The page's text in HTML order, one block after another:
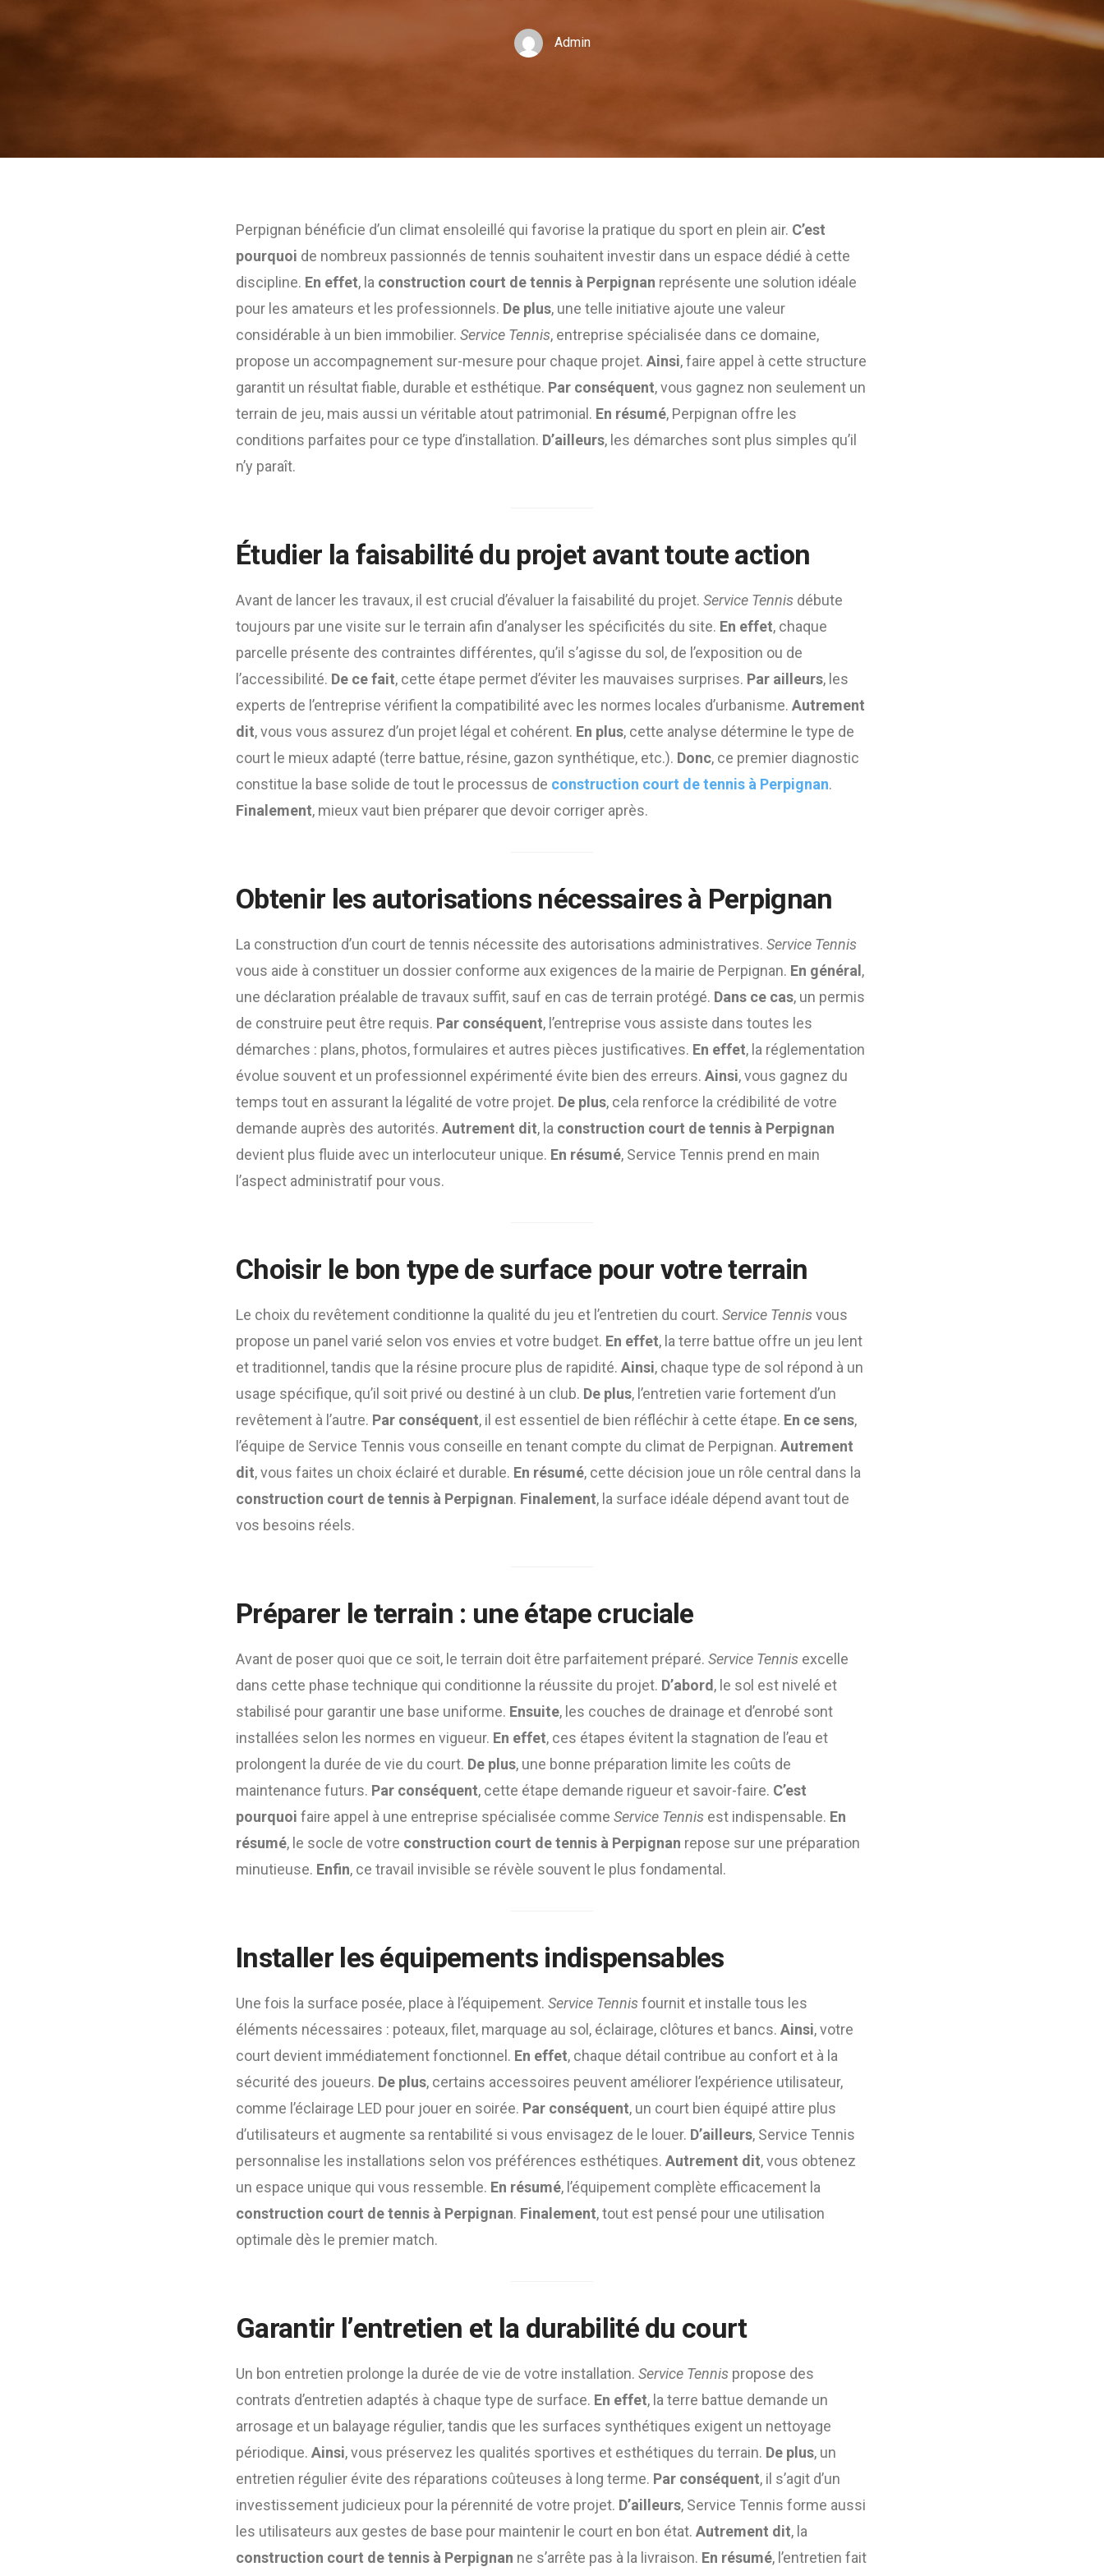
Admin
Perpignan bénéficie d’un climat ensoleillé qui favorise la pratique du sport en plein air. C’est
pourquoi de nombreux passionnés de tennis souhaitent investir dans un espace dédié à cette
discipline. En effet, la construction court de tennis à Perpignan représente une solution idéale
pour les amateurs et les professionnels. De plus, une telle initiative ajoute une valeur
considérable à un bien immobilier. Service Tennis, entreprise spécialisée dans ce domaine,
propose un accompagnement sur-mesure pour chaque projet. Ainsi, faire appel à cette structure
garantit un résultat fiable, durable et esthétique. Par conséquent, vous gagnez non seulement un
terrain de jeu, mais aussi un véritable atout patrimonial. En résumé, Perpignan offre les
conditions parfaites pour ce type d’installation. D’ailleurs, les démarches sont plus simples qu’il
n’y paraît.
Étudier la faisabilité du projet avant toute action
Avant de lancer les travaux, il est crucial d’évaluer la faisabilité du projet. Service Tennis débute
toujours par une visite sur le terrain afin d’analyser les spécificités du site. En effet, chaque
parcelle présente des contraintes différentes, qu’il s’agisse du sol, de l’exposition ou de
l’accessibilité. De ce fait, cette étape permet d’éviter les mauvaises surprises. Par ailleurs, les
experts de l’entreprise vérifient la compatibilité avec les normes locales d’urbanisme. Autrement
dit, vous vous assurez d’un projet légal et cohérent. En plus, cette analyse détermine le type de
court le mieux adapté (terre battue, résine, gazon synthétique, etc.). Donc, ce premier diagnostic
constitue la base solide de tout le processus de construction court de tennis à Perpignan.
Finalement, mieux vaut bien préparer que devoir corriger après.
Obtenir les autorisations nécessaires à Perpignan
La construction d’un court de tennis nécessite des autorisations administratives. Service Tennis
vous aide à constituer un dossier conforme aux exigences de la mairie de Perpignan. En général ,
une déclaration préalable de travaux suffit, sauf en cas de terrain protégé. Dans ce cas, un permis
de construire peut être requis. Par conséquent, l’entreprise vous assiste dans toutes les
démarches : plans, photos, formulaires et autres pièces justificatives. En effet, la réglementation
évolue souvent et un professionnel expérimenté évite bien des erreurs. Ainsi, vous gagnez du
temps tout en assurant la légalité de votre projet. De plus, cela renforce la crédibilité de votre
demande auprès des autorités. Autrement dit, la construction court de tennis à Perpignan
devient plus fluide avec un interlocuteur unique. En résumé, Service Tennis prend en main
l’aspect administratif pour vous.
Choisir le bon type de surface pour votre terrain
Le choix du revêtement conditionne la qualité du jeu et l’entretien du court. Service Tennisvous
propose un panel varié selon vos envies et votre budget. En effet, la terre battue offre un jeu lent
et traditionnel, tandis que la résine procure plus de rapidité. Ainsi, chaque type de sol répond à un
usage spécifique, qu’il soit privé ou destiné à un club. De plus, l’entretien varie fortement d’un
revêtement à l’autre. Par conséquent, il est essentiel de bien réfléchir à cette étape. En ce sens,
l’équipe de Service Tennis vous conseille en tenant compte du climat de Perpignan. Autrement
dit, vous faites un choix éclairé et durable. En résumé, cette décision joue un rôle central dans la
construction court de tennis à Perpignan. Finalement, la surface idéale dépend avant tout de
vos besoins réels.
Préparer le terrain : une étape cruciale
Avant de poser quoi que ce soit, le terrain doit être parfaitement préparé. Service Tennis excelle
dans cette phase technique qui conditionne la réussite du projet. D’abord , le sol est nivelé et
stabilisé pour garantir une base uniforme. Ensuite, les couches de drainage et d’enrobé sont
installées selon les normes en vigueur. En effet, ces étapes évitent la stagnation de l’eau et
prolongent la durée de vie du court. De plus, une bonne préparation limite les coûts de
maintenance futurs. Par conséquent, cette étape demande rigueur et savoir-faire. C’est
pourquoi faire appel à une entreprise spécialisée comme Service Tennis est indispensable. En
résumé, le socle de votre construction court de tennis à Perpignan repose sur une préparation
minutieuse. Enfin, ce travail invisible se révèle souvent le plus fondamental.
Installer les équipements indispensables
Une fois la surface posée, place à l’équipement. Service Tennisfournit et installe tous les
éléments nécessaires : poteaux, filet, marquage au sol, éclairage, clôtures et bancs. Ainsi, votre
court devient immédiatement fonctionnel. En effet, chaque détail contribue au confort et à la
sécurité des joueurs. De plus, certains accessoires peuvent améliorer l’expérience utilisateur,
comme l’éclairage LED pour jouer en soirée. Par conséquent, un court bien équipé attire plus
d’utilisateurs et augmente sa rentabilité si vous envisagez de le louer. D’ailleurs, Service Tennis
personnalise les installations selon vos préférences esthétiques. Autrement dit, vous obtenez
un espace unique qui vous ressemble. En résumé, l’équipement complète efficacement la
construction court de tennis à Perpignan. Finalement, tout est pensé pour une utilisation
optimale dès le premier match.
Garantir l’entretien et la durabilité du court
Un bon entretien prolonge la durée de vie de votre installation. Service Tennis propose des
contrats d’entretien adaptés à chaque type de surface. En effet, la terre battue demande un
arrosage et un balayage régulier, tandis que les surfaces synthétiques exigent un nettoyage
périodique. Ainsi, vous préservez les qualités sportives et esthétiques du terrain. De plus, un
entretien régulier évite des réparations coûteuses à long terme. Par conséquent, il s’agit d’un
investissement judicieux pour la pérennité de votre projet. D’ailleurs, Service Tennis forme aussi
les utilisateurs aux gestes de base pour maintenir le court en bon état. Autrement dit, la
construction court de tennis à Perpignan ne s’arrête pas à la livraison. En résumé, l’entretien fait